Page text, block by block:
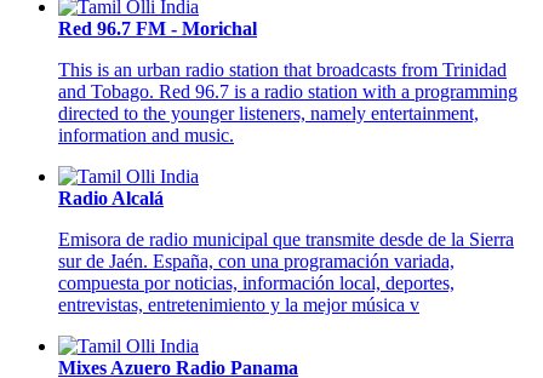
Red 96.7 FM - Morichal
This is an urban radio station that broadcasts from Trinidad
and Tobago. Red 96.7 is a radio station with a programming
directed to the younger listeners, namely entertainment,
information and music.
Radio Alcalá
Emisora de radio municipal que transmite desde de la Sierra
sur de Jaén. España, con una programación variada,
compuesta por noticias, información local, deportes,
entrevistas, entretenimiento y la mejor música v
Mixes Azuero Radio Panama